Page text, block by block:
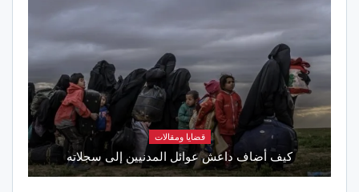
قضايا ومقالات
كيف أضاف داعش عوائل المدنيين إلى سجلاته